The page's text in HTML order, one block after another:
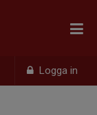
Logga in